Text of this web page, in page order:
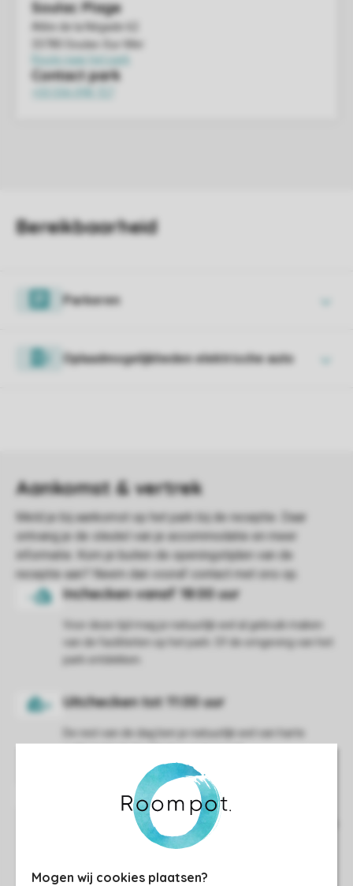
Mogen wij cookies plaatsen?
Parkeren
Oplaadmogelijkheden elektrische auto
Voor deze tijd mag je natuurlijk wel al gebruik maken
van de faciliteiten op het park. Of de omgeving van het
park ontdekken.
De rest van de dag ben je natuurlijk wel van harte
We verzoeken je bij vertrek de accommodatie netjes en
schoon achter te laten. Je kunt ervoor kiezen je
eindschoonmaak bij te boeken in de Mijn Roompot-